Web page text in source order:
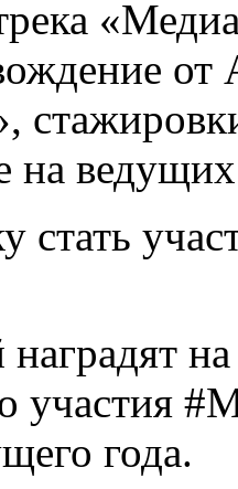
на
стать
наградят
года.